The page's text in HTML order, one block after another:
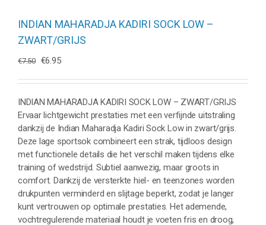
INDIAN MAHARADJA KADIRI SOCK LOW –
ZWART/GRIJS
€7.50
Oorspronkelijke
was:
€7.50.
€6.95Huidige
is:
€6.95.
INDIAN MAHARADJA KADIRI SOCK LOW – ZWART/GRIJS
Ervaar lichtgewicht prestaties met een verfijnde uitstraling
dankzij de Indian Maharadja Kadiri Sock Low in zwart/grijs.
Deze lage sportsok combineert een strak, tijdloos design
met functionele details die het verschil maken tijdens elke
training of wedstrijd. Subtiel aanwezig, maar groots in
comfort. Dankzij de versterkte hiel- en teenzones worden
drukpunten verminderd en slijtage beperkt, zodat je langer
kunt vertrouwen op optimale prestaties. Het ademende,
vochtregulerende materiaal houdt je voeten fris en droog,